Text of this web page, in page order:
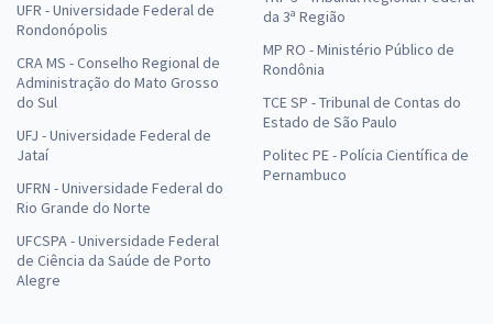
UFR - Universidade Federal de
Rondonópolis
CRA MS - Conselho Regional de
Administração do Mato Grosso
do Sul
UFJ - Universidade Federal de
Jataí
UFRN - Universidade Federal do
Rio Grande do Norte
UFCSPA - Universidade Federal
de Ciência da Saúde de Porto
Alegre
da 3ª Região
MP RO - Ministério Público de
Rondônia
TCE SP - Tribunal de Contas do
Estado de São Paulo
Politec PE - Polícia Científica de
Pernambuco